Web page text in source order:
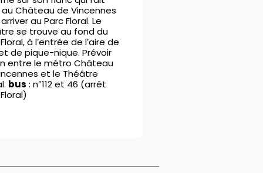
Château de Vincennes
au Parc Floral. Le
se trouve au fond du
à l’entrée de l’aire de
de pique-nique. Prévoir
entre le métro Château
et le Théâtre
bus : n°112 et 46 (arrêt